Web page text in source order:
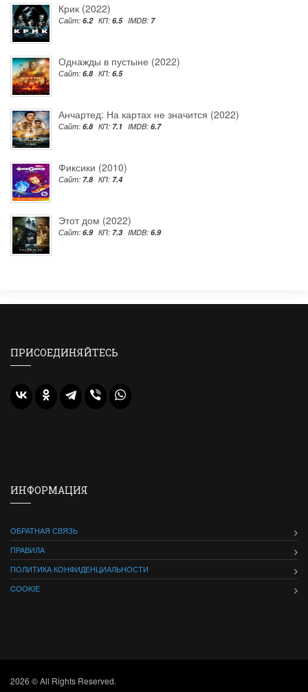
Крик (2022)
Сайт: 6.2 КП: 6.5 IMDB: 7
Однажды в пустыне (2022)
Сайт: 6.8 КП: 6.5
Анчартед: На картах не значится (2022)
Сайт: 6.8 КП: 7.1 IMDB: 6.7
Фиксики (2010)
Сайт: 7.8 КП: 7.4
Этот дом (2022)
Сайт: 6.9 КП: 7.3 IMDB: 6.9
ПРИСОЕДИНЯЙТЕСЬ
ИНФОРМАЦИЯ
ОБРАТНАЯ СВЯЗЬ
ПРАВИЛА
ПОЛИТИКА КОНФИДЕНЦИАЛЬНОСТИ
COOKIE
2026 © All Rights Reserved.